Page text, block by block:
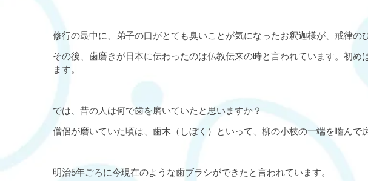
修行の最中に、弟子の口がとても臭いことが気になったお釈迦様が、戒律の
その後、歯磨きが日本に伝わったのは仏教伝来の時と言われています。初
ます。
では、昔の人は何で歯を磨いていたと思いますか？
僧侶が磨いていた頃は、歯木（しぼく）といって、柳の小枝の一端を嚙んで
明治5年ごろに今現在のような歯ブラシができたと言われています。